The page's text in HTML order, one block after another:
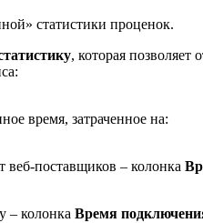
статистики проценок.
, которая
время, затраченное на:
веб-поставщиков – колонка
– колонка Время